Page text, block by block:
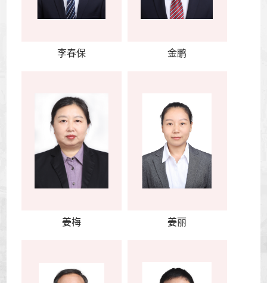
李春保 金鹏
姜梅 姜丽